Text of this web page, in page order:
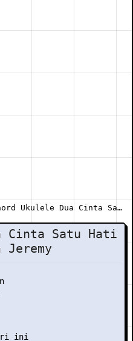
Ukulele Dua Cinta Satu Hati - Calvin Jeremy
Cinta Satu Hati
ini